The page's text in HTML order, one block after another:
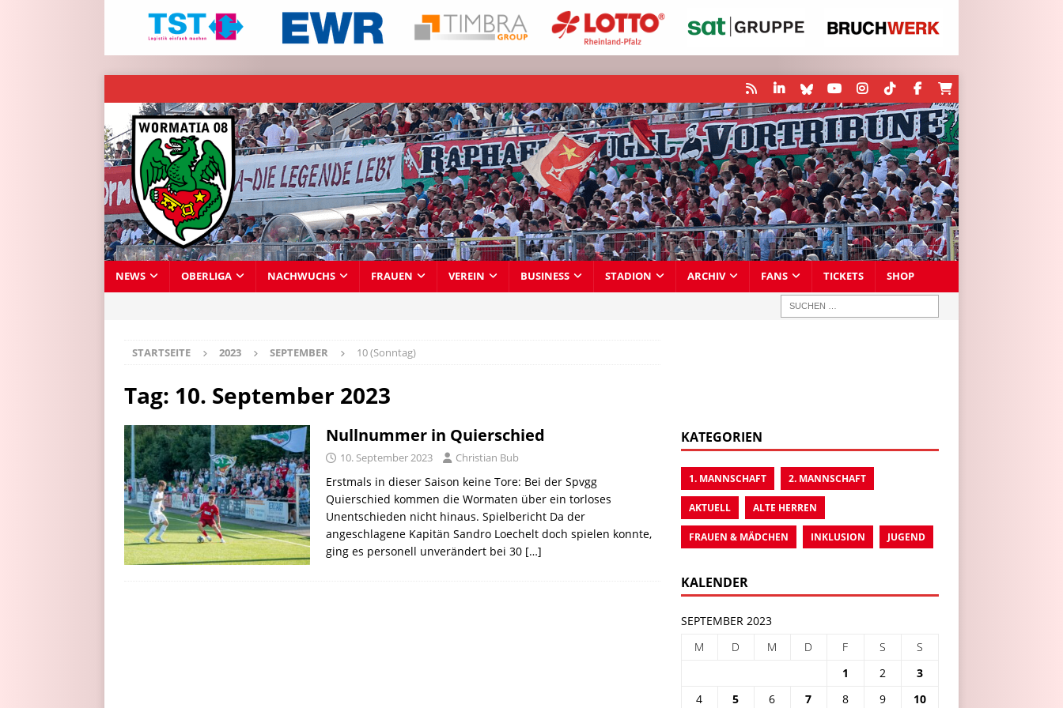
NEWS OBERLIGA NACHWUCHS FRAUEN VEREIN BUSINESS STADION ARCHIV FANS TICKETS SHOP
STARTSEITE 2023 SEPTEMBER 10 (Sonntag)
Tag: 10. September 2023
Nullnummer in Quierschied
10. September 2023 Christian Bub
Erstmals in dieser Saison keine Tore: Bei der Spvgg
Quierschied kommen die Wormaten über ein torloses
Unentschieden nicht hinaus. Spielbericht Da der
angeschlagene Kapitän Sandro Loechelt doch spielen konnte,
ging es personell unverändert bei 30 […]
KATEGORIEN
1. MANNSCHAFT 2. MANNSCHAFT
AKTUELL ALTE HERREN
FRAUEN & MÄDCHEN INKLUSION JUGEND
KALENDER
SEPTEMBER 2023
M
D M D F S
S
1
2
3
4
5 6 7 8 9 10